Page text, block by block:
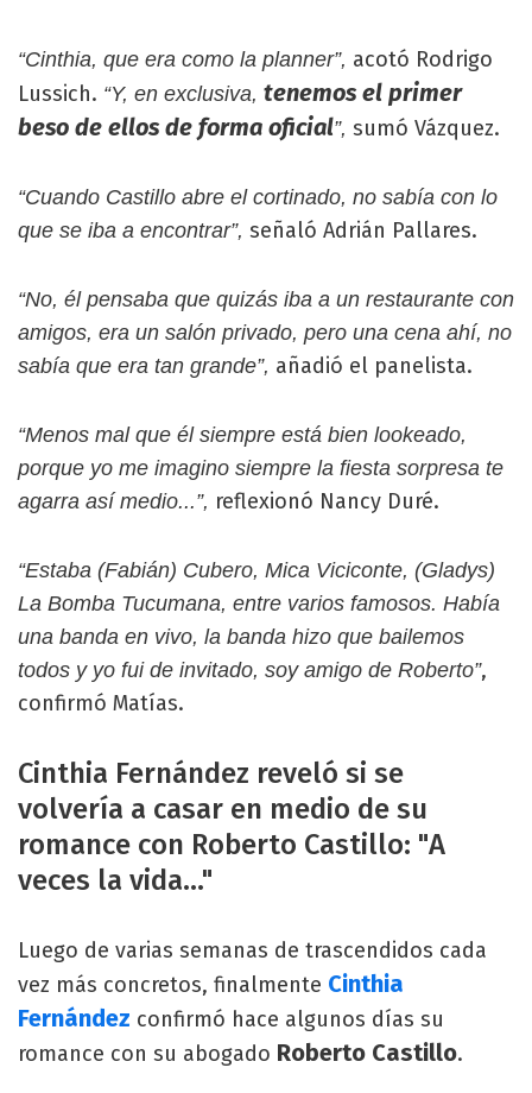
“Cinthia, que era como la planner”, acotó Rodrigo
Lussich. “Y, en exclusiva, tenemos el primer
beso de ellos de forma oficial”, sumó Vázquez.
“Cuando Castillo abre el cortinado, no sabía con lo
que se iba a encontrar”, señaló Adrián Pallares.
“No, él pensaba que quizás iba a un restaurante con
amigos, era un salón privado, pero una cena ahí, no
sabía que era tan grande”, añadió el panelista.
“Menos mal que él siempre está bien lookeado,
porque yo me imagino siempre la fiesta sorpresa te
agarra así medio...”, reflexionó Nancy Duré.
“Estaba (Fabián) Cubero, Mica Viciconte, (Gladys)
La Bomba Tucumana, entre varios famosos. Había
una banda en vivo, la banda hizo que bailemos
todos y yo fui de invitado, soy amigo de Roberto”,
confirmó Matías.
Cinthia Fernández reveló si se
volvería a casar en medio de su
romance con Roberto Castillo: "A
veces la vida..."
Luego de varias semanas de trascendidos cada
vez más concretos, finalmente Cinthia
Fernández confirmó hace algunos días su
romance con su abogado Roberto Castillo.